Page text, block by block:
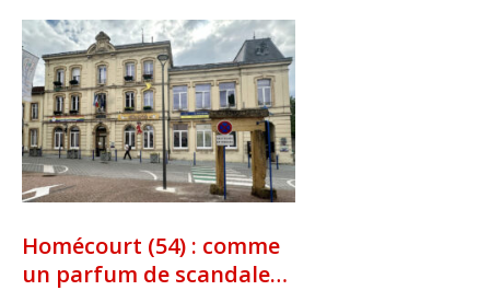
Homécourt (54) : comme
un parfum de scandale…